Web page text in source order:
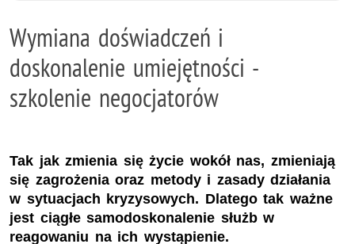
Wymiana doświadczeń i
doskonalenie umiejętności -
szkolenie negocjatorów
Tak jak zmienia się życie wokół nas, zmieniają
się zagrożenia oraz metody i zasady działania
w sytuacjach kryzysowych. Dlatego tak ważne
jest ciągłe samodoskonalenie służb w
reagowaniu na ich wystąpienie.